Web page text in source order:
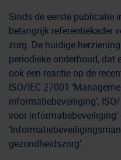
Sinds de eerste publicatie
belangrijk referentiekader
zorg. De huidige
periodieke onderhoud,
ook een reactie op de
ISO/IEC 27001
informatiebeveiliging’,
voor informatiebeveiliging’
gezondheidszorg’.